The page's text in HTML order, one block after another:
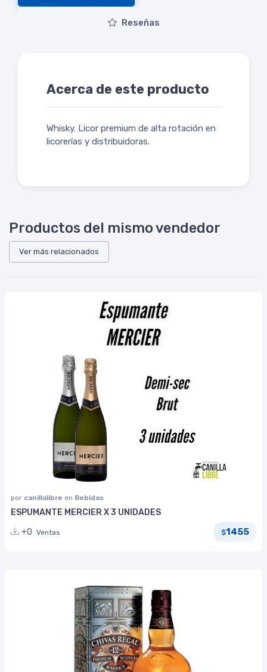
Reseñas
Acerca de este producto
Whisky. Licor premium de alta rotación en
licorerías y distribuidoras.
Productos del mismo vendedor
Ver más relacionados
por canillalibre en Bebidas
ESPUMANTE MERCIER X 3 UNIDADES
+0 Ventas $1455